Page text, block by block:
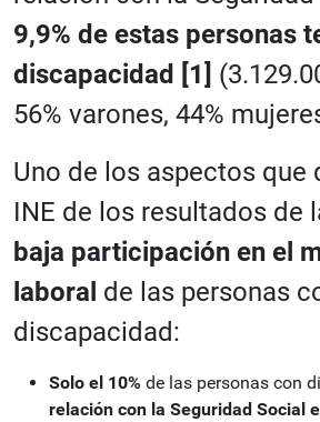
9,9% de estas personas
discapacidad [1]
56% varones, 44%
Uno de los aspectos que
INE de los resultados de
baja participación en el
laboral de las personas
discapacidad:
Solo el 10% de las personas con
relación con la Seguridad Social